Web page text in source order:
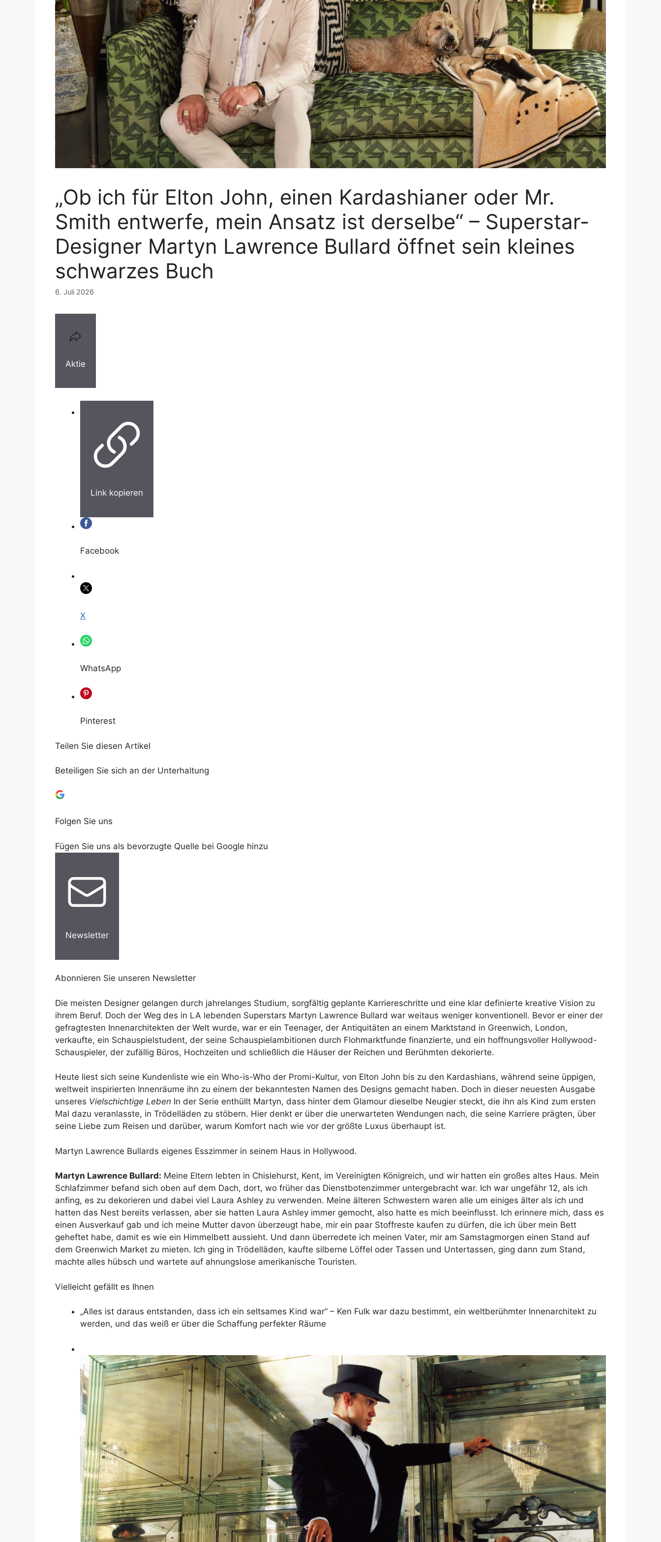
„Ob ich für Elton John, einen Kardashianer oder Mr.
Smith entwerfe, mein Ansatz ist derselbe“ – Superstar-
Designer Martyn Lawrence Bullard öffnet sein kleines
schwarzes Buch
6. Juli 2026
Aktie
Link kopieren
Facebook
X
WhatsApp
Pinterest
Teilen Sie diesen Artikel
Beteiligen Sie sich an der Unterhaltung
Folgen Sie uns
Fügen Sie uns als bevorzugte Quelle bei Google hinzu
Newsletter
Abonnieren Sie unseren Newsletter
Die meisten Designer gelangen durch jahrelanges Studium, sorgfältig geplante Karriereschritte und eine klar definierte kreative Vision zu
ihrem Beruf. Doch der Weg des in LA lebenden Superstars Martyn Lawrence Bullard war weitaus weniger konventionell. Bevor er einer der
gefragtesten Innenarchitekten der Welt wurde, war er ein Teenager, der Antiquitäten an einem Marktstand in Greenwich, London,
verkaufte, ein Schauspielstudent, der seine Schauspielambitionen durch Flohmarktfunde finanzierte, und ein hoffnungsvoller Hollywood-
Schauspieler, der zufällig Büros, Hochzeiten und schließlich die Häuser der Reichen und Berühmten dekorierte.
Heute liest sich seine Kundenliste wie ein Who-is-Who der Promi-Kultur, von Elton John bis zu den Kardashians, während seine üppigen,
weltweit inspirierten Innenräume ihn zu einem der bekanntesten Namen des Designs gemacht haben. Doch in dieser neuesten Ausgabe
unseres Vielschichtige Leben In der Serie enthüllt Martyn, dass hinter dem Glamour dieselbe Neugier steckt, die ihn als Kind zum ersten
Mal dazu veranlasste, in Trödelläden zu stöbern. Hier denkt er über die unerwarteten Wendungen nach, die seine Karriere prägten, über
seine Liebe zum Reisen und darüber, warum Komfort nach wie vor der größte Luxus überhaupt ist.
Martyn Lawrence Bullards eigenes Esszimmer in seinem Haus in Hollywood.
Martyn Lawrence Bullard: Meine Eltern lebten in Chislehurst, Kent, im Vereinigten Königreich, und wir hatten ein großes altes Haus. Mein
Schlafzimmer befand sich oben auf dem Dach, dort, wo früher das Dienstbotenzimmer untergebracht war. Ich war ungefähr 12, als ich
anfing, es zu dekorieren und dabei viel Laura Ashley zu verwenden. Meine älteren Schwestern waren alle um einiges älter als ich und
hatten das Nest bereits verlassen, aber sie hatten Laura Ashley immer gemocht, also hatte es mich beeinflusst. Ich erinnere mich, dass es
einen Ausverkauf gab und ich meine Mutter davon überzeugt habe, mir ein paar Stoffreste kaufen zu dürfen, die ich über mein Bett
geheftet habe, damit es wie ein Himmelbett aussieht. Und dann überredete ich meinen Vater, mir am Samstagmorgen einen Stand auf
dem Greenwich Market zu mieten. Ich ging in Trödelläden, kaufte silberne Löffel oder Tassen und Untertassen, ging dann zum Stand,
machte alles hübsch und wartete auf ahnungslose amerikanische Touristen.
Vielleicht gefällt es Ihnen
„Alles ist daraus entstanden, dass ich ein seltsames Kind war“ – Ken Fulk war dazu bestimmt, ein weltberühmter Innenarchitekt zu
werden, und das weiß er über die Schaffung perfekter Räume